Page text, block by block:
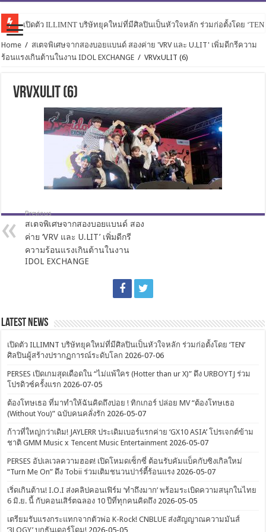
เปิดตัว ILLIMNT บริษัทยุคใหม่ที่มีศิลปินเป็นหัวใจหลัก ร่วมก่อตั้งโดย
Home / สเตจพิเศษจากสองบอยแบนด์ สองค่าย 'VRV และ U.LIT'​ เพิ่มดีกรีความ
ร้อนแรงเกินต้านในงาน IDOL EXCHANGE / VRVxULIT (6)
VRVxULIT (6)
Previous
สเตจพิเศษจากสองบอยแบนด์ สอง
ค่าย ‘VRV และ U.LIT’​ เพิ่มดีกรี
ความร้อนแรงเกินต้านในงาน
IDOL EXCHANGE
Latest News
เปิดตัว ILLIMNT บริษัทยุคใหม่ที่มีศิลปินเป็นหัวใจหลัก ร่วมก่อตั้งโดย ‘TEN’
ศิลปินผู้สร้างปรากฏการณ์ระดับโลก 2026-07-06
PERSES เปิดเกมสุดเดือดใน “ไม่แพ้ใคร (Hotter than ur X)” ดึง URBOYTJ ร่วม
โปรดิวซ์ครั้งแรก 2026-07-05
ต้องโทษเธอ ที่มาทำให้ฉันคิดถึงบ่อย ! ทิกเกอร์ ปล่อย MV “ต้องโทษเธอ
(Without You)” ฉบับคนคลั่งรัก 2026-05-07
ก้าวที่ใหญ่กว่าเดิม! JAYLERR ประเดิมเบอร์แรกค่าย ‘GX10 ASIA’ โปรเจกต์ข้าม
ชาติ GMM Music x Tencent Music Entertainment 2026-05-07
PERSES อัปเลเวลความฮอต! เปิดโหมดเซ็กซี่ ต้อนรับคัมแบ็คกับซิงเกิลใหม่
“Turn Me On” ดึง Tobii ร่วมเติมชนวนปาร์ตี้ร้อนแรง 2026-05-07
เริ่ดเกินต้าน! I.O.I ส่งคลิปคอนเฟิร์ม ‘ทำถึงมาก’ พร้อมระเบิดความสนุกในไทย
6 มิ.ย. นี้ กับคอนเสิร์ตฉลอง 10 ปีที่ทุกคนคิดถึง 2026-05-05
เตรียมรับแรงกระแทกจากตัวพ่อ K-Rock! CNBLUE ส่งสัญญาณความมันส์
‘3LOGY’ บุกธันเดอร์โดม! 2026-05-05